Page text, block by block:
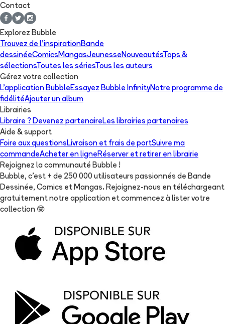
Contact
Explorez Bubble
Trouvez de l'inspirationBande
dessinéeComicsMangasJeunesseNouveautésTops &
sélectionsToutes les sériesTous les auteurs
Gérez votre collection
L'application BubbleEssayez Bubble InfinityNotre programme de
fidélitéAjouter un album
Librairies
Libraire ? Devenez partenaireLes librairies partenaires
Aide & support
Foire aux questionsLivraison et frais de portSuivre ma
commandeAcheter en ligneRéserver et retirer en librairie
Rejoignez la communauté Bubble !
Bubble, c'est + de 250 000 utilisateurs passionnés de Bande
Dessinée, Comics et Mangas. Rejoignez-nous en téléchargeant
gratuitement notre application et commencez à lister votre
collection 🤓